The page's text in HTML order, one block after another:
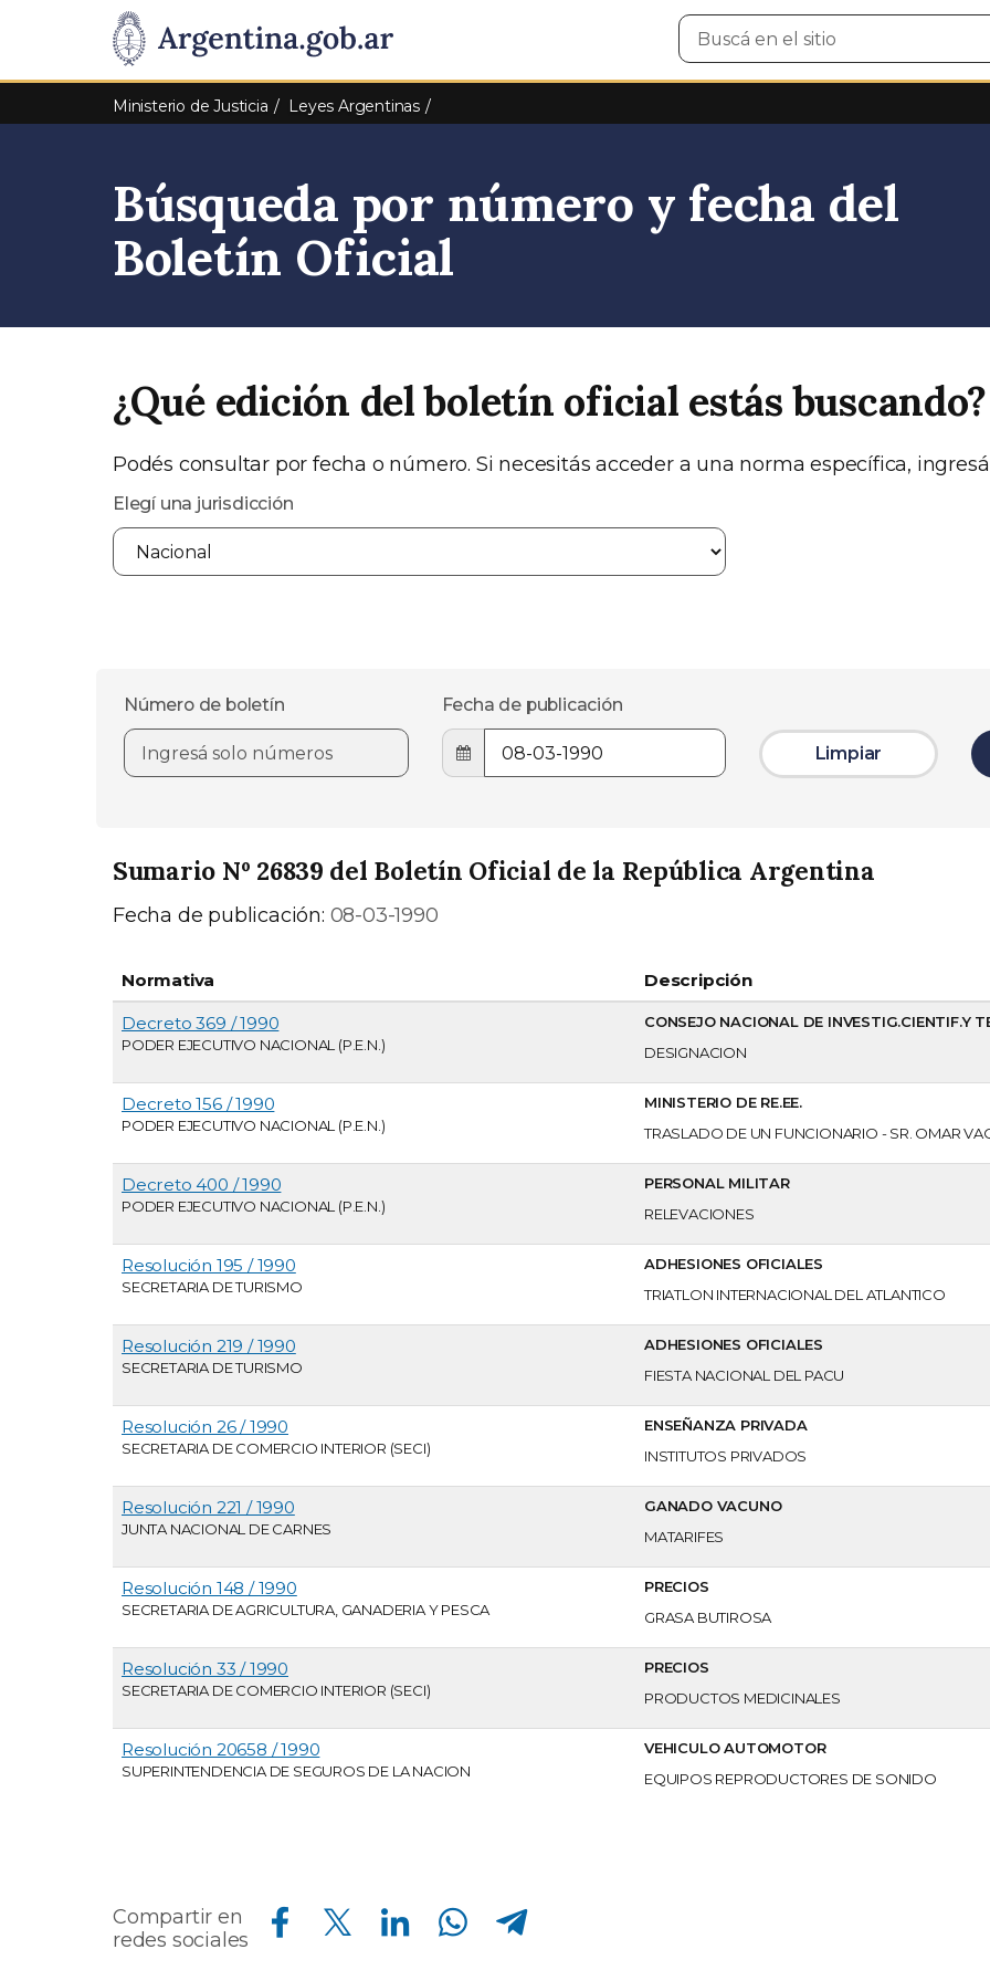
Presidencia
de
Pasar al contenido principal
Buscar
en
Ministerio de Justicia Leyes Argentinas
Búsqueda por número y fecha del
Boletín Oficial
¿Qué edición del boletín oficial estás buscando?
Podés consultar por fecha o número. Si necesitás acceder a una norma específica, ingresá
Elegí una jurisdicción
Número de boletín Fecha de publicación
Limpiar
Sumario Nº 26839 del Boletín Oficial de la República Argentina
Fecha de publicación: 08-03-1990
Normativa Descripción
Decreto 369 / 1990
PODER EJECUTIVO NACIONAL (P.E.N.)
CONSEJO NACIONAL DE INVESTIG.CIENTIF.Y
DESIGNACION
Decreto 156 / 1990
PODER EJECUTIVO NACIONAL (P.E.N.)
MINISTERIO DE RE.EE.
TRASLADO DE UN FUNCIONARIO - SR. OMAR
Decreto 400 / 1990
PODER EJECUTIVO NACIONAL (P.E.N.)
PERSONAL MILITAR
RELEVACIONES
Resolución 195 / 1990
SECRETARIA DE TURISMO
ADHESIONES OFICIALES
TRIATLON INTERNACIONAL DEL ATLANTICO
Resolución 219 / 1990
SECRETARIA DE TURISMO
ADHESIONES OFICIALES
FIESTA NACIONAL DEL PACU
Resolución 26 / 1990
SECRETARIA DE COMERCIO INTERIOR (SECI)
ENSEÑANZA PRIVADA
INSTITUTOS PRIVADOS
Resolución 221 / 1990
JUNTA NACIONAL DE CARNES
GANADO VACUNO
MATARIFES
Resolución 148 / 1990
SECRETARIA DE AGRICULTURA, GANADERIA Y PESCA
PRECIOS
GRASA BUTIROSA
Resolución 33 / 1990
SECRETARIA DE COMERCIO INTERIOR (SECI)
PRECIOS
PRODUCTOS MEDICINALES
Resolución 20658 / 1990
SUPERINTENDENCIA DE SEGUROS DE LA NACION
VEHICULO AUTOMOTOR
EQUIPOS REPRODUCTORES DE SONIDO
Compartir en
redes sociales
Compartir en Facebook Compartir en Twitter Compartir en Linkedin Compartir en Whatsapp Compartir en Telegram